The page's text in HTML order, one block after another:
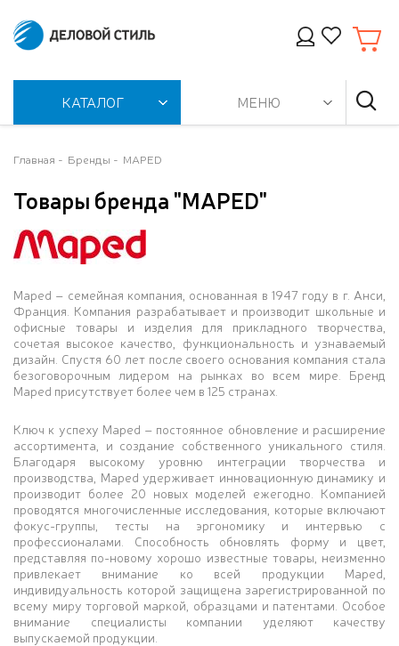
КАТАЛОГ МЕНЮ
Главная Бренды MAPED
Товары бренда "MAPED"
Maped – семейная компания, основанная в 1947 году в г. Анси,
Франция. Компания разрабатывает и производит школьные и
офисные товары и изделия для прикладного творчества,
сочетая высокое качество, функциональность и узнаваемый
дизайн. Спустя 60 лет после своего основания компания стала
безоговорочным лидером на рынках во всем мире. Бренд
Maped присутствует более чем в 125 странах.
Ключ к успеху Maped – постоянное обновление и расширение
ассортимента, и создание собственного уникального стиля.
Благодаря высокому уровню интеграции творчества и
производства, Maped удерживает инновационную динамику и
производит более 20 новых моделей ежегодно. Компанией
проводятся многочисленные исследования, которые включают
фокус-группы, тесты на эргономику и интервью с
профессионалами. Способность обновлять форму и цвет,
представляя по-новому хорошо известные товары, неизменно
привлекает внимание ко всей продукции Maped,
индивидуальность которой защищена зарегистрированной по
всему миру торговой маркой, образцами и патентами. Особое
внимание специалисты компании уделяют качеству
выпускаемой продукции.